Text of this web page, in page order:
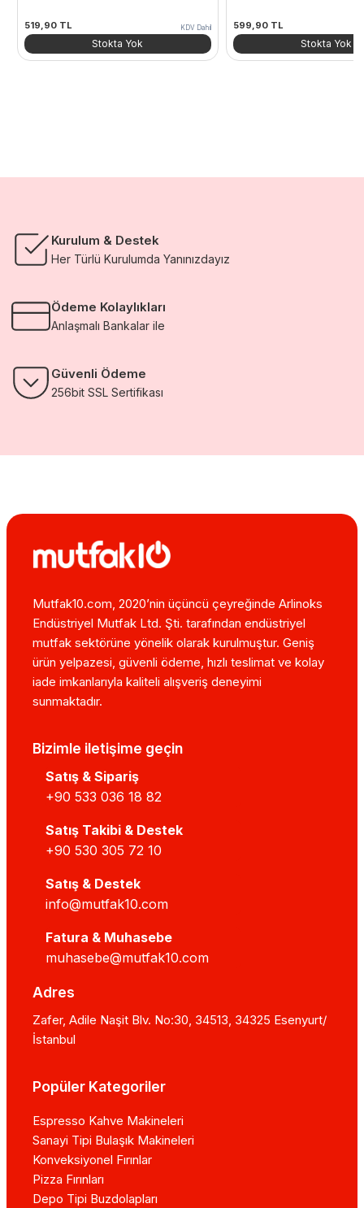
519,90 TL KDV Dahil
Stokta Yok
599,90 TL
Stokta Yok
Kurulum & Destek
Her Türlü Kurulumda Yanınızdayız
Ödeme Kolaylıkları
Anlaşmalı Bankalar ile
Güvenli Ödeme
256bit SSL Sertifikası
Mutfak10.com, 2020’nin üçüncü çeyreğinde Arlinoks
Endüstriyel Mutfak Ltd. Şti. tarafından endüstriyel
mutfak sektörüne yönelik olarak kurulmuştur. Geniş
ürün yelpazesi, güvenli ödeme, hızlı teslimat ve kolay
iade imkanlarıyla kaliteli alışveriş deneyimi
sunmaktadır.
Bizimle iletişime geçin
Satış & Sipariş
+90 533 036 18 82
Satış Takibi & Destek
+90 530 305 72 10
Satış & Destek
info@mutfak10.com
Fatura & Muhasebe
muhasebe@mutfak10.com
Adres
Zafer, Adile Naşit Blv. No:30, 34513, 34325 Esenyurt/
İstanbul
Popüler Kategoriler
Espresso Kahve Makineleri
Sanayi Tipi Bulaşık Makineleri
Konveksiyonel Fırınlar
Pizza Fırınları
Depo Tipi Buzdolapları